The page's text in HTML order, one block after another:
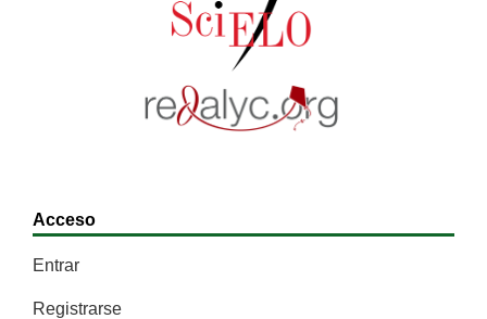
Acceso
Entrar
Registrarse